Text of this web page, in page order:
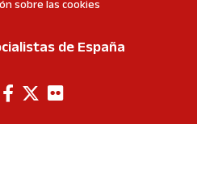
sobre las cookies
de España